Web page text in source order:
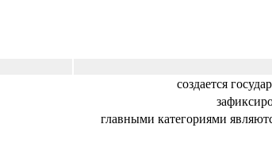
создается
главными категориями